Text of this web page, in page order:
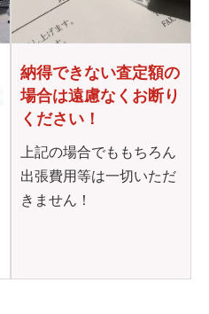
納得できない査定額の
場合は遠慮なくお断り
ください！
上記の場合でももちろん
出張費用等は一切いただ
きません！